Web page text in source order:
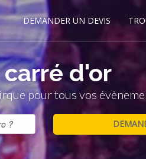
DEMANDER UN DEVIS
d'or
pour tous vos